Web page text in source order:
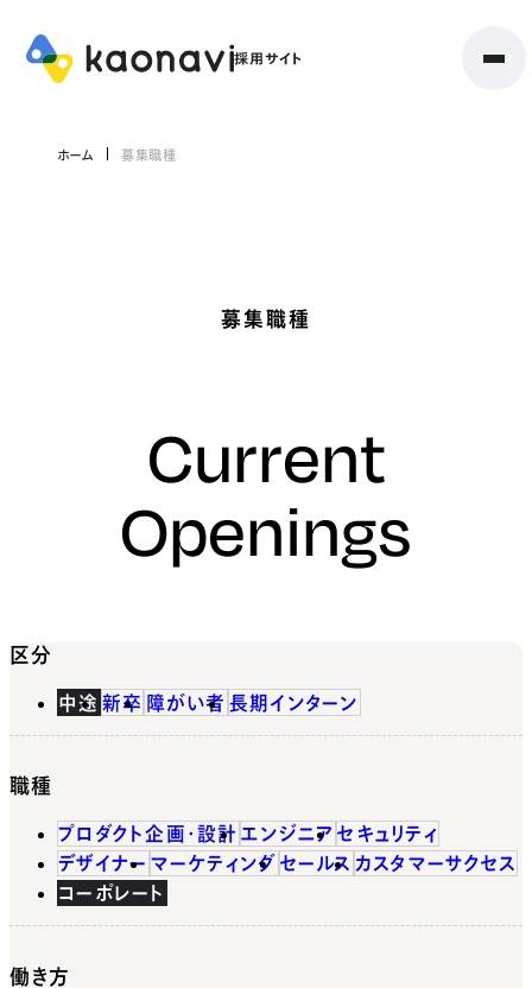
ホーム 募集職種
募集職種
Current
Openings
区分
中途 新卒 障がい者 長期インターン
職種
プロダクト企画・設計 エンジニア セキュリティ
デザイナー マーケティング セールス カスタマーサクセス
コーポレート
働き方